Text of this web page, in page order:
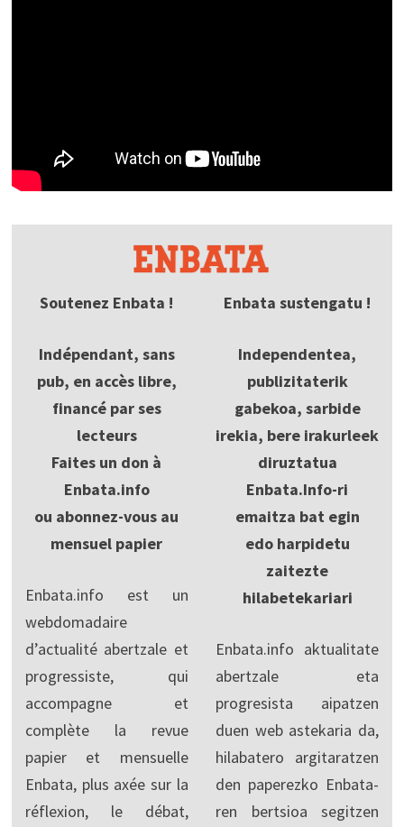
Soutenez Enbata !
Indépendant, sans
pub, en accès libre,
financé par ses
lecteurs
Faites un don à
Enbata.info
ou abonnez-vous au
mensuel papier
Enbata.info est un
webdomadaire
d’actualité abertzale et
progressiste, qui
accompagne et
complète la revue
papier et mensuelle
Enbata, plus axée sur la
réflexion, le débat,
Enbata sustengatu !
Independentea,
publizitaterik
gabekoa, sarbide
irekia, bere irakurleek
diruztatua
Enbata.Info-ri
emaitza bat egin
edo harpidetu
zaitezte
hilabetekariari
Enbata.info aktualitate
abertzale eta
progresista aipatzen
duen web astekaria da,
hilabatero argitaratzen
den paperezko Enbata-
ren bertsioa segitzen